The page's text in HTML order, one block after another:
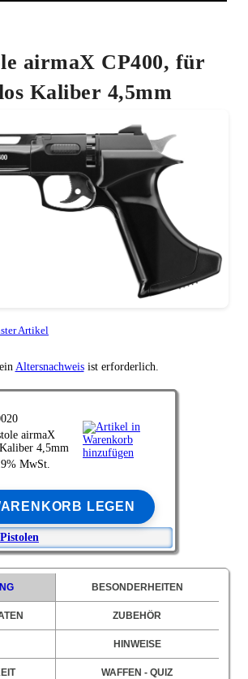
airmaX CP400, für
Kaliber 4,5mm
Artikel
Altersnachweisist erforderlich.
airmaX
4,5mm
MwSt.
LEGEN
BESONDERHEITEN
ZUBEHÖR
HINWEISE
WAFFEN - QUIZ